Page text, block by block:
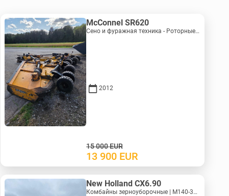
McConnel SR620
Сено и фуражная техника - Роторные косилки | M620-1071
2012
15 000EUR
13 900 EUR
New Holland CX6.90
Комбайны зерноуборочные | M140-3278